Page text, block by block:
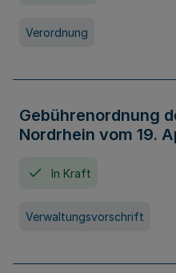
Verordnung
Gebührenordnung
Nordrhein vom 19.
In Kraft
Verwaltungsvorschrift